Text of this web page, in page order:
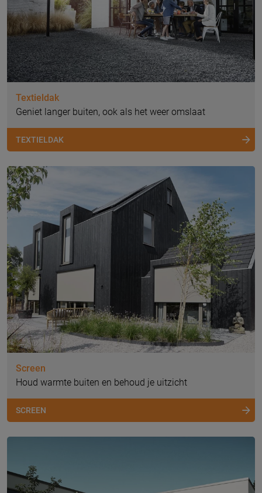
Textieldak
Geniet langer buiten, ook als het weer omslaat
TEXTIELDAK
Screen
Houd warmte buiten en behoud je uitzicht
SCREEN